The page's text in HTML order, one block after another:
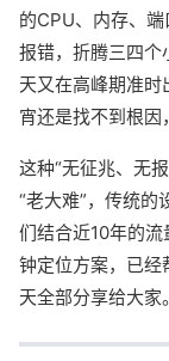
的CPU、内存、
报错，折腾三四个
天又在高峰期准
宵还是找不到根因
这种“无征兆、无
“老大难”，传统
们结合近10年的
钟定位方案，已经
天全部分享给大家。